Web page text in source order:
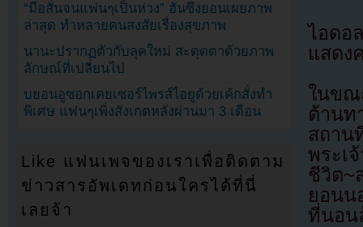
ไอดอ
แสดง
ในข
ต้านท
สถาน
พระเ
ชีวิต~
ยอน
ที่นอน
“มือสั่นจนแฟนๆเป็นห่วง” ฮันซึงยอนเผยภาพ
ล่าสุด ทำหลายคนสงสัยเรื่องสุขภาพ
นานะปรากฏตัวกับลุคใหม่ สะดุดตาด้วยภาพ
ลักษณ์ที่เปลี่ยนไป
บยอนอูซอกเคยเซอร์ไพรส์ไอยูด้วยเค้กสั่งทำ
พิเศษ แฟนๆเพิ่งสังเกตหลังผ่านมา 3 เดือน
Like แฟนเพจของเราเพื่อติดตาม
ข่าวสารอัพเดทก่อนใครได้ที่นี่
เลยจ้า